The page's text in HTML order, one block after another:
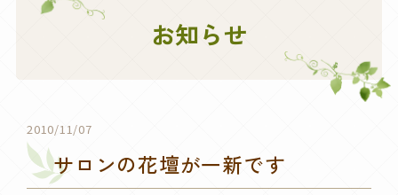
お知らせ
2010/11/07
サロンの花壇が一新です